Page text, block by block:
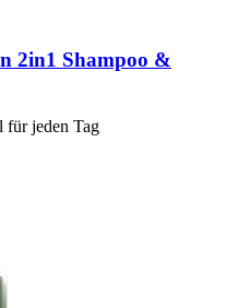
2in1 Shampoo &
für jeden Tag